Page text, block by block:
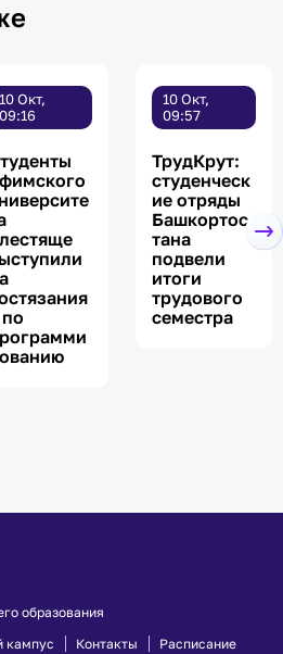
10 Окт,
09:16
10 Окт,
09:57
ТрудКрут:
студенческ
ие отряды
Башкортос
тана
подвели
итоги
трудового
семестра
образования
кампус
Контакты
Расписание